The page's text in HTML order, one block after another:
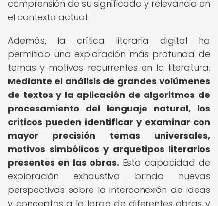
comprensión de su significado y relevancia en
el contexto actual.
Además, la crítica literaria digital ha
permitido una exploración más profunda de
temas y motivos recurrentes en la literatura.
Mediante el análisis de grandes volúmenes
de textos y la aplicación de algoritmos de
procesamiento del lenguaje natural, los
críticos pueden identificar y examinar con
mayor precisión temas universales,
motivos simbólicos y arquetipos literarios
presentes en las obras. Esta capacidad de
exploración exhaustiva brinda nuevas
perspectivas sobre la interconexión de ideas
y conceptos a lo largo de diferentes obras y